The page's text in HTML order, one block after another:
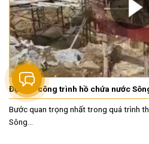
Đục đá công trình hồ chứa nước
Bước quan trọng nhất trong quá trình
Sông...